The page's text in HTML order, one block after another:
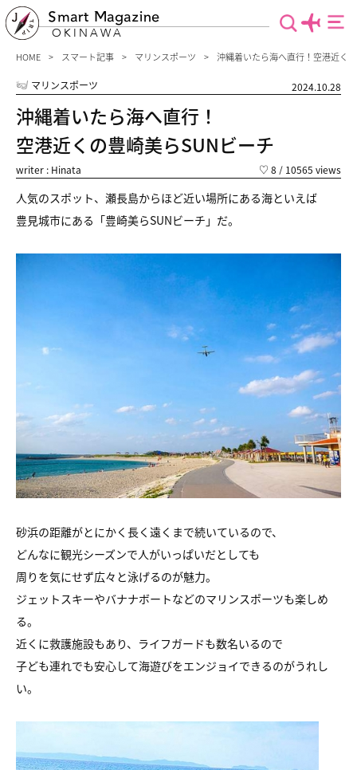
Smart Magazine
OKINAWA
HOME スマート記事 マリンスポーツ 沖縄着いたら海へ直行！空港近く
マリンスポーツ 2024.10.28
沖縄着いたら海へ直行！
空港近くの豊崎美らSUNビーチ
writer : Hinata ♡ 8 / 10565 views
人気のスポット、瀬長島からほど近い場所にある海といえば
豊見城市にある「豊崎美らSUNビーチ」だ。
砂浜の距離がとにかく長く遠くまで続いているので、
どんなに観光シーズンで人がいっぱいだとしても
周りを気にせず広々と泳げるのが魅力。
ジェットスキーやバナナボートなどのマリンスポーツも楽しめ
る。
近くに救護施設もあり、ライフガードも数名いるので
子ども連れでも安心して海遊びをエンジョイできるのがうれし
い。